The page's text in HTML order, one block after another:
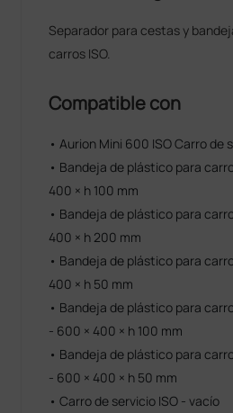
Separador para cestas y
carros ISO.
Compatible con
• Aurion Mini 600 ISO Carro de
• Bandeja de plástico para
400 × h 100 mm
• Bandeja de plástico para
400 × h 200 mm
• Bandeja de plástico para
400 × h 50 mm
• Bandeja de plástico para
- 600 × 400 × h 100 mm
• Bandeja de plástico para
- 600 × 400 × h 50 mm
• Carro de servicio ISO - vacío